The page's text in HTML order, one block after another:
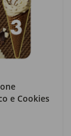
e Cookies